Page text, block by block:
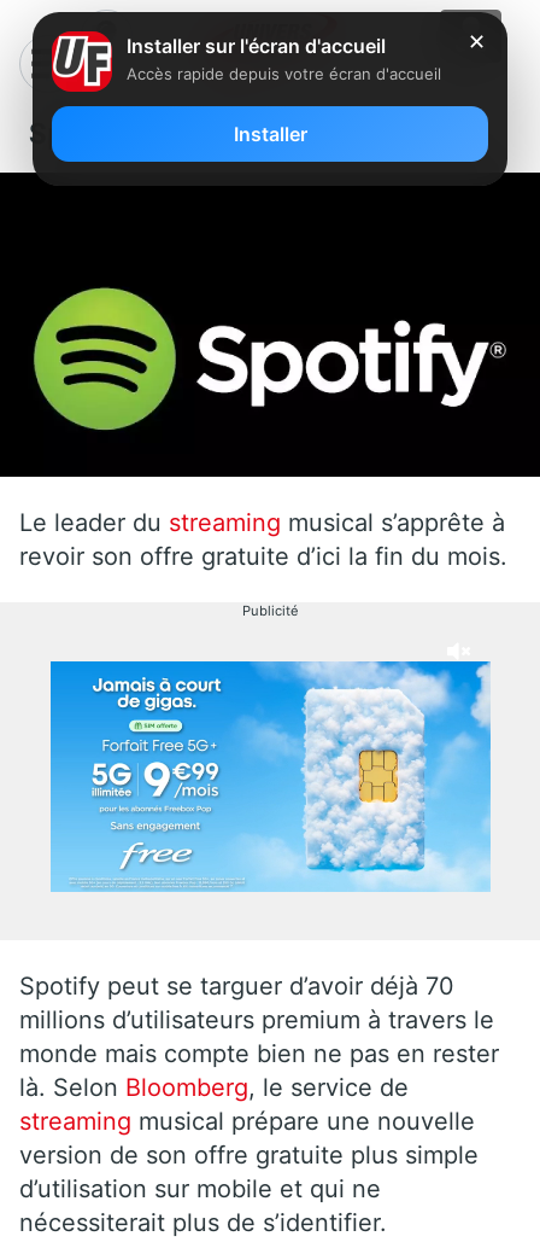
Spotify va revoir son offre gratuite
Le leader du streaming musical s’apprête à
revoir son offre gratuite d’ici la fin du mois.
Publicité
Spotify peut se targuer d’avoir déjà 70
millions d’utilisateurs premium à travers le
monde mais compte bien ne pas en rester
là. Selon Bloomberg, le service de
streaming musical prépare une nouvelle
version de son offre gratuite plus simple
d’utilisation sur mobile et qui ne
nécessiterait plus de s’identifier.
✕
Installer sur l'écran d'accueil
Accès rapide depuis votre écran d'accueil
Installer